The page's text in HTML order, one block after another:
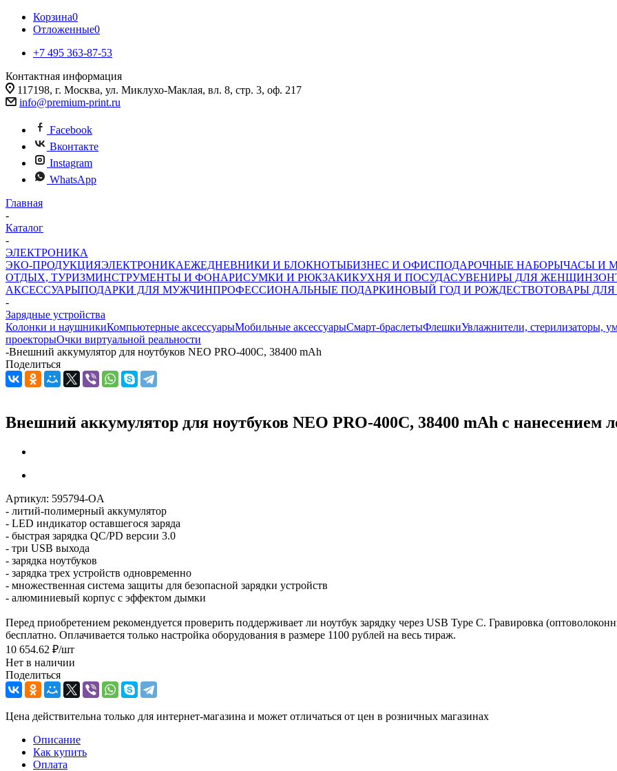
Корзина0
Отложенные0
+7 495 363-87-53
Контактная информация
117198, г. Москва, ул. Миклухо-Маклая, вл. 8, стр. 3, оф. 217
info@premium-print.ru
Facebook
Вконтакте
Instagram
WhatsApp
Главная
-
Каталог
-
ЭЛЕКТРОНИКА
ЭКО-ПРОДУКЦИЯЭЛЕКТРОНИКАЕЖЕДНЕВНИКИ И БЛОКНОТЫБИЗНЕС И ОФИСПОДАРОЧНЫЕ НАБОРЫЧАСЫ И
ОТДЫХ, ТУРИЗМИНСТРУМЕНТЫ И ФОНАРИСУМКИ И РЮКЗАКИКУХНЯ И ПОСУДАСУВЕНИРЫ ДЛЯ ЖЕНЩИН
АКСЕССУАРЫПОДАРКИ ДЛЯ МУЖЧИНПРОФЕССИОНАЛЬНЫЕ ПОДАРКИНОВЫЙ ГОД И РОЖДЕСТВОТОВАРЫ ДЛЯ
-
Зарядные устройства
Колонки и наушникиКомпьютерные аксессуарыМобильные аксессуарыСмарт-браслетыФлешкиУвлажнители, стерилизаторы,
проекторыОчки виртуальной реальности
-Внешний аккумулятор для ноутбуков NEO PRO-400С, 38400 mAh
Поделиться
Внешний аккумулятор для ноутбуков NEO PRO-400С, 38400 mAh с нанесением
Артикул: 595794-OA
- литий-полимерный аккумулятор
- LED индикатор оставшегося заряда
- быстрая зарядка QC/PD версии 3.0
- три USB выхода
- зарядка ноутбуков
- зарядка трех устройств одновременно
- множественная система защиты для безопасной зарядки устройств
- алюминиевый корпус с эффектом дымки
Перед приобретением рекомендуется проверить поддерживает ли ноутбук зарядку через USB Type C. Гравировка
бесплатно. Оплачивается только настройка оборудования в размере 1100 рублей на весь тираж.
10 654.62 ₽/шт
Нет в наличии
Поделиться
Цена действительна только для интернет-магазина и может отличаться от цен в розничных магазинах
Описание
Как купить
Оплата